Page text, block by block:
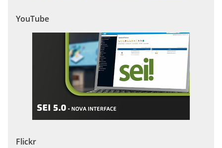
YouTube
Flickr